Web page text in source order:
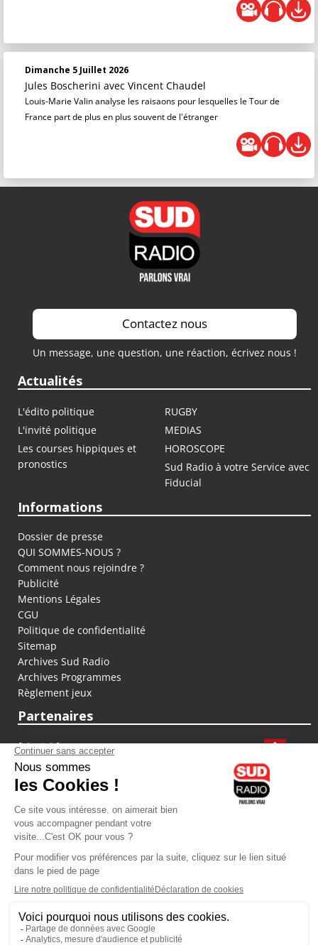
Dimanche 5 Juillet 2026
Jules Boscherini avec Vincent Chaudel
Louis-Marie Valin analyse les raisaons pour lesquelles le Tour de
France part de plus en plus souvent de l'étranger
Contactez nous
Un message, une question, une réaction, écrivez nous !
Actualités
L'édito politique
RUGBY
L'invité politique
MEDIAS
Les courses hippiques et
pronostics
HOROSCOPE
Sud Radio à votre Service avec
Fiducial
Informations
Dossier de presse
QUI SOMMES-NOUS ?
Comment nous rejoindre ?
Publicité
Mentions Légales
CGU
Politique de confidentialité
Sitemap
Archives Sud Radio
Archives Programmes
Règlement jeux
Partenaires
fiducial.fr
lyoncapitale.fr
olympique-et-lyonnais.com
L'application Iphone / Android
Téléchargez l'application
Les cookies
Gestion des cookies